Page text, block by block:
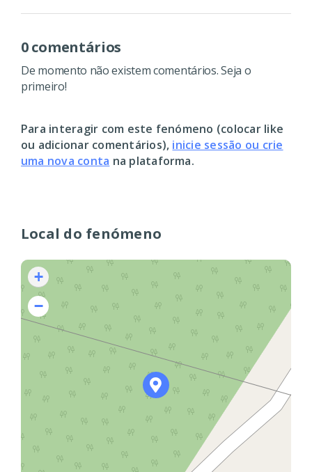
Local do fenómeno
+
−
0 comentários
De momento não existem comentários. Seja o
primeiro!
Para interagir com este fenómeno (colocar like
ou adicionar comentários), inicie sessão ou crie
uma nova conta na plataforma.